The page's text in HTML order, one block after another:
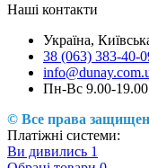
Наші контакти
Україна,
38 (063) 383-40-
Пн-Вс 9.00-19.00
© Все права
Платіжні системи:
Ви дивились 1